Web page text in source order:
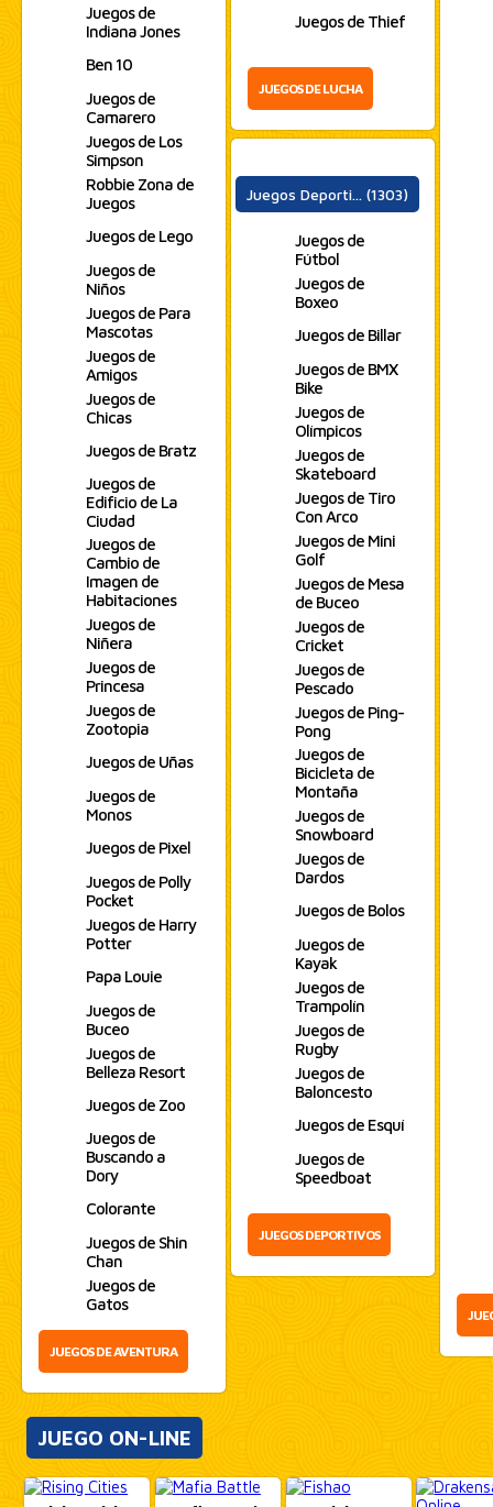
Juegos de
Indiana Jones
Ben 10
Juegos de
Camarero
Juegos de Los
Simpson
Robbie Zona de
Juegos
Juegos de Lego
Juegos de
Niños
Juegos de Para
Mascotas
Juegos de
Amigos
Juegos de
Chicas
Juegos de Bratz
Juegos de
Edificio de La
Ciudad
Juegos de
Cambio de
Imagen de
Habitaciones
Juegos de
Niñera
Juegos de
Princesa
Juegos de
Zootopia
Juegos de Uñas
Juegos de
Monos
Juegos de Pixel
Juegos de Polly
Pocket
Juegos de Harry
Potter
Papa Louie
Juegos de
Buceo
Juegos de
Belleza Resort
Juegos de Zoo
Juegos de
Buscando a
Dory
Colorante
Juegos de Shin
Chan
Juegos de
Gatos
JUEGOS DE AVENTURA
Juegos de Thief
JUEGOS DE LUCHA
Juegos Deporti... (1303)
Juegos de
Fútbol
Juegos de
Boxeo
Juegos de Billar
Juegos de BMX
Bike
Juegos de
Olímpicos
Juegos de
Skateboard
Juegos de Tiro
Con Arco
Juegos de Mini
Golf
Juegos de Mesa
de Buceo
Juegos de
Cricket
Juegos de
Pescado
Juegos de Ping-
Pong
Juegos de
Bicicleta de
Montaña
Juegos de
Snowboard
Juegos de
Dardos
Juegos de Bolos
Juegos de
Kayak
Juegos de
Trampolín
Juegos de
Rugby
Juegos de
Baloncesto
Juegos de Esquí
Juegos de
Speedboat
JUEGOS DEPORTIVOS
JUEGO ON-LINE